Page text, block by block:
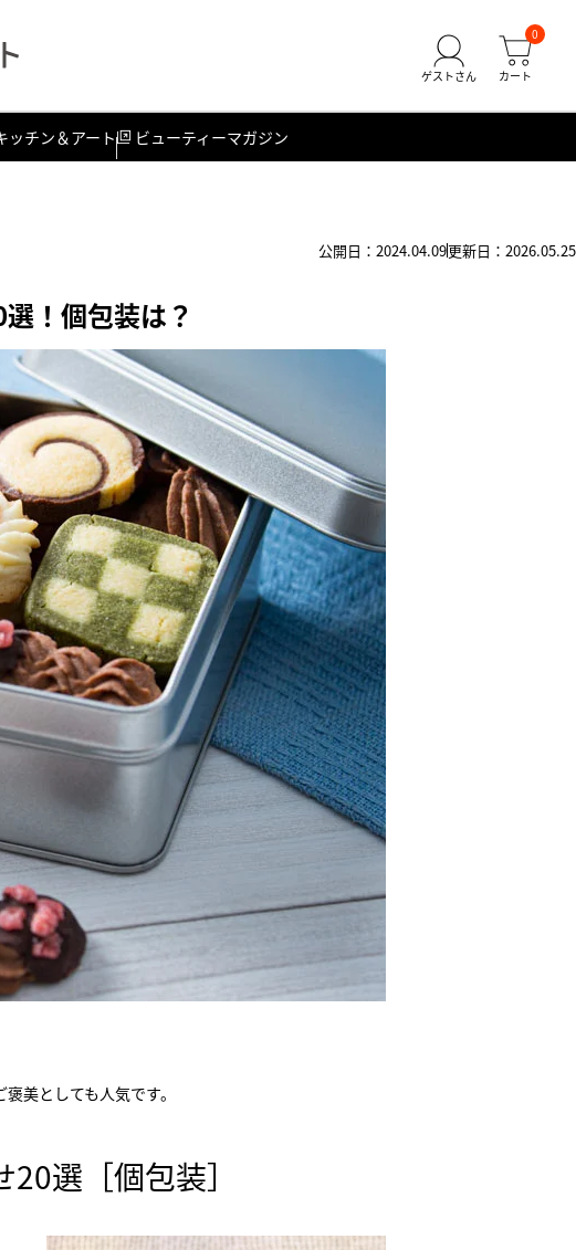
0
ッチン＆アート ビューティーマガジン
公開日：2024.04.09更新日：2026.05.25
！個包装は？
美としても人気です。
選［個包装］